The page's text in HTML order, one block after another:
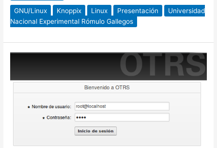
GNU/Linux Knoppix Linux Presentación
Universidad
Nacional Experimental Rómulo Gallegos
OTRS
Wheezy